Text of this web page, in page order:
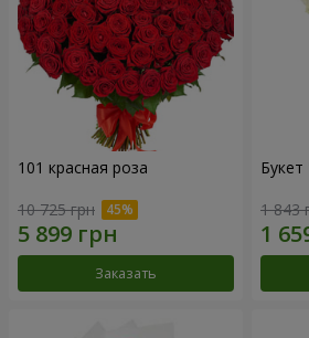
101 красная роза
10 725 грн
Заказать
1 843